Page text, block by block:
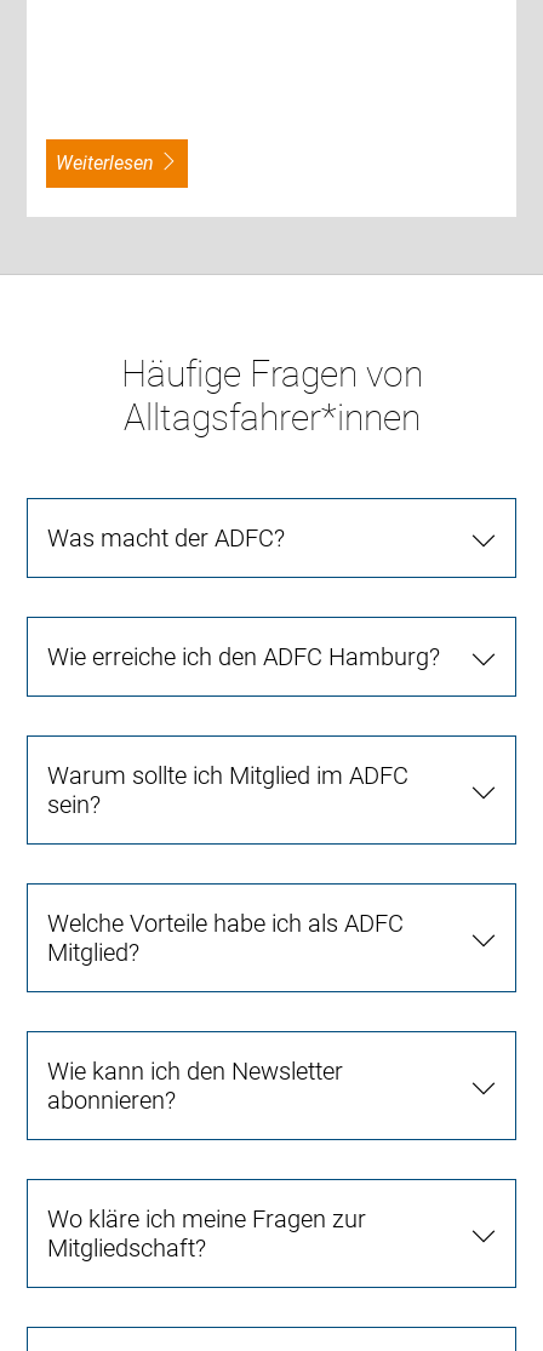
weiterlesen
Häufige Fragen von
Alltagsfahrer*innen
Was macht der ADFC?
Wie erreiche ich den ADFC Hamburg?
Warum sollte ich Mitglied im ADFC
sein?
Welche Vorteile habe ich als ADFC
Mitglied?
Wie kann ich den Newsletter
abonnieren?
Wo kläre ich meine Fragen zur
Mitgliedschaft?